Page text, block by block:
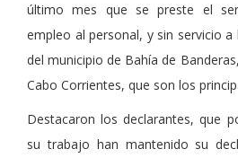
último mes que se preste el
empleo al personal, y sin servicio
del municipio de Bahía de
Cabo Corrientes, que son los
Destacaron los declarantes, que
su trabajo han mantenido su